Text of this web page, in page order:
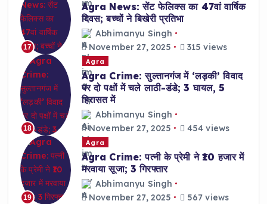
17
Agra News: सेंट फेलिक्स का 47वां वार्षिक
दिवस; बच्चों ने बिखेरी प्रतिभा
Abhimanyu Singh
November 27, 2025
315 views
18
Agra
Agra Crime: सुल्तानगंज में ‘लड़की’ विवाद
पर दो पक्षों में चले लाठी-डंडे; 3 घायल, 5
हिरासत में
Abhimanyu Singh
November 27, 2025
454 views
19
Agra
Agra Crime: पत्नी के प्रेमी ने ₹10 हजार में
मरवाया सूजा; 3 गिरफ्तार
Abhimanyu Singh
November 27, 2025
567 views